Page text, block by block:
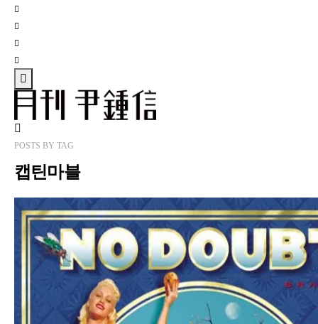
POSTS BY TAG
캡틴마블